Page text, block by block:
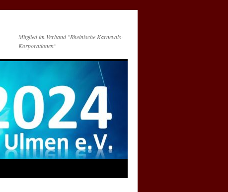
Mitglied im Verband "Rheinische Karnevals-
Korporationen"